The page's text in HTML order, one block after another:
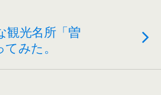
観光名所「曽
みた。